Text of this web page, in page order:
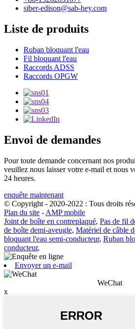
siber-edison@sab-hey.com
Liste de produits
Ruban bloquant l'eau
Fil bloquant l'eau
Raccords ADSS
Raccords OPGW
Envoi de demandes
Pour toute demande concernant nos
veuillez nous laisser votre e-mail et nous
24 heures.
enquête maintenant
© Copyright - 2020-2022 : Tous droits
Plan du site - AMP mobile
Joint de boîte en contreplaqué, Pas de fil
de boîte demi-aveugle, Matériel de câble
bloquant l'eau semi-conducteur, Ruban
conducteur,
Envoyer un e-mail
WeChat
x